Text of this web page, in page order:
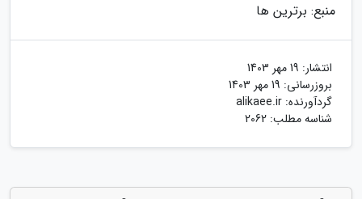
منبع: برترین ها
انتشار: 19 مهر 1403
بروزرسانی: 19 مهر 1403
گردآورنده: alikaee.ir
شناسه مطلب: 2062